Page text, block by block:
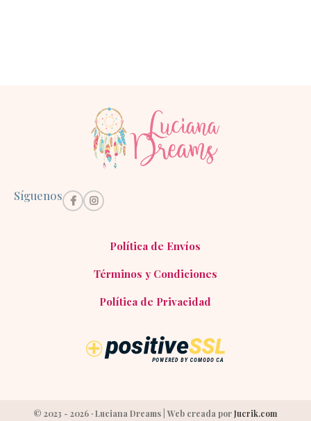
Síguenos
Política de Envíos
Términos y Condiciones
Política de Privacidad
© 2023 - 2026 · Luciana Dreams | Web creada porJucrik.com